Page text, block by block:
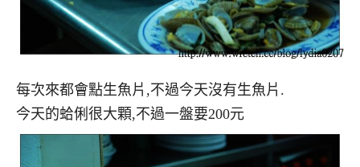
每次來都會點生魚片,不過今天沒有生魚片.
今天的蛤俐很大顆,不過一盤要200元